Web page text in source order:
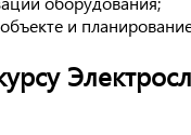
и